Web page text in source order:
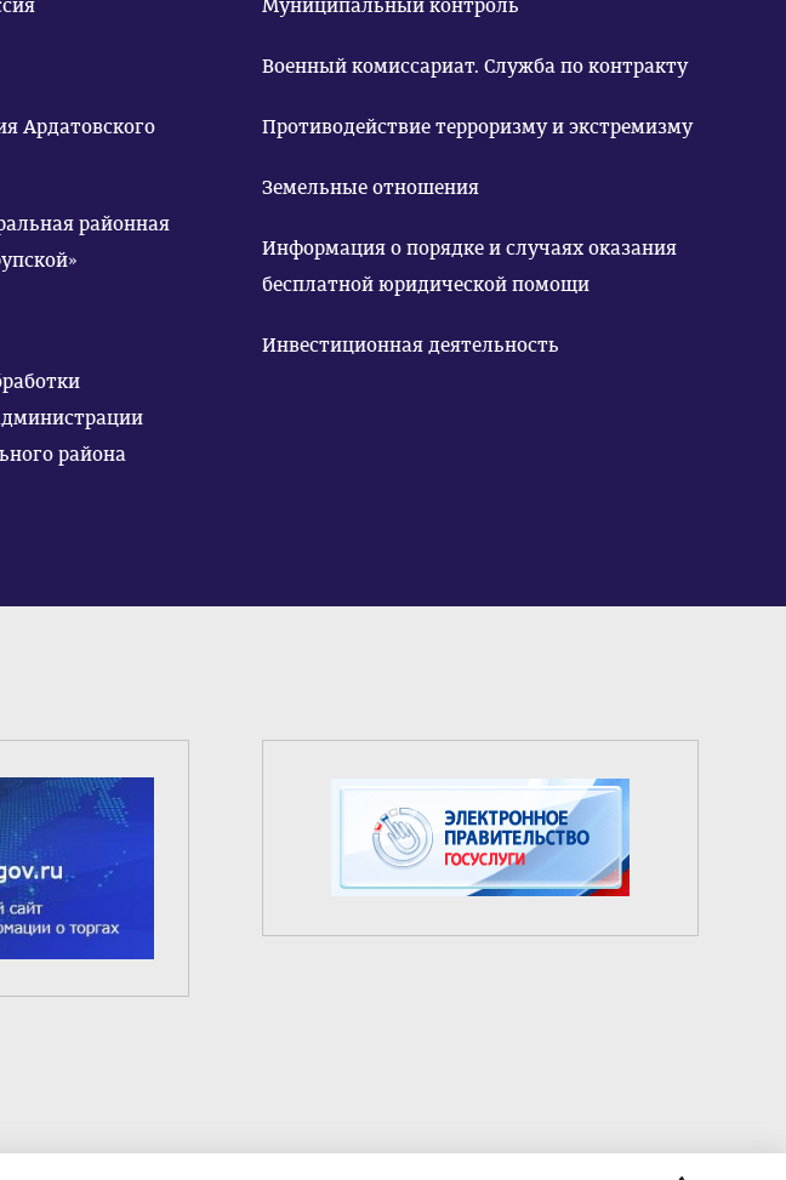
Ардатовского
районная
района
Муниципальный контроль
Военный комиссариат. Служба по контракту
Противодействие терроризму и экстремизму
Земельные отношения
Информация о порядке и случаях оказания
бесплатной юридической помощи
Инвестиционная деятельность